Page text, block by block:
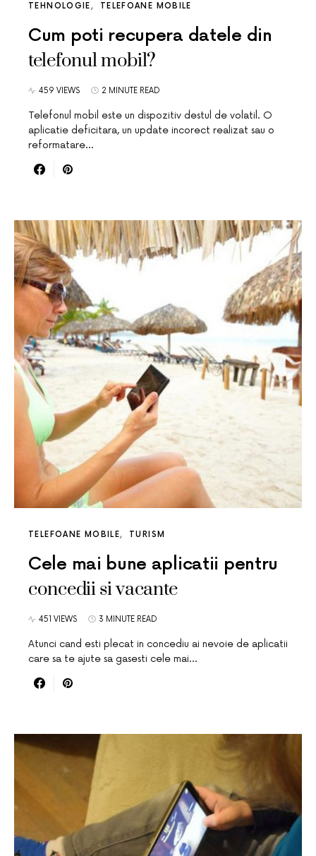
TEHNOLOGIE TELEFOANE MOBILE
Cum poti recupera datele din
telefonul mobil?
459 VIEWS 2 MINUTE READ
Telefonul mobil este un dispozitiv destul de volatil. O
aplicatie deficitara, un update incorect realizat sau o
reformatare…
TELEFOANE MOBILE TURISM
Cele mai bune aplicatii pentru
concedii si vacante
451 VIEWS 3 MINUTE READ
Atunci cand esti plecat in concediu ai nevoie de aplicatii
care sa te ajute sa gasesti cele mai…